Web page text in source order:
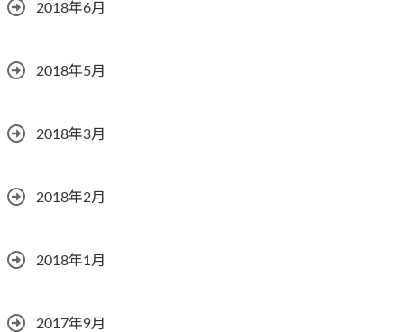
2018年6月
2018年5月
2018年3月
2018年2月
2018年1月
2017年9月